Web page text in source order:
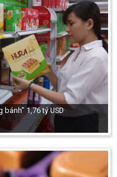
1,76 tỷ USD